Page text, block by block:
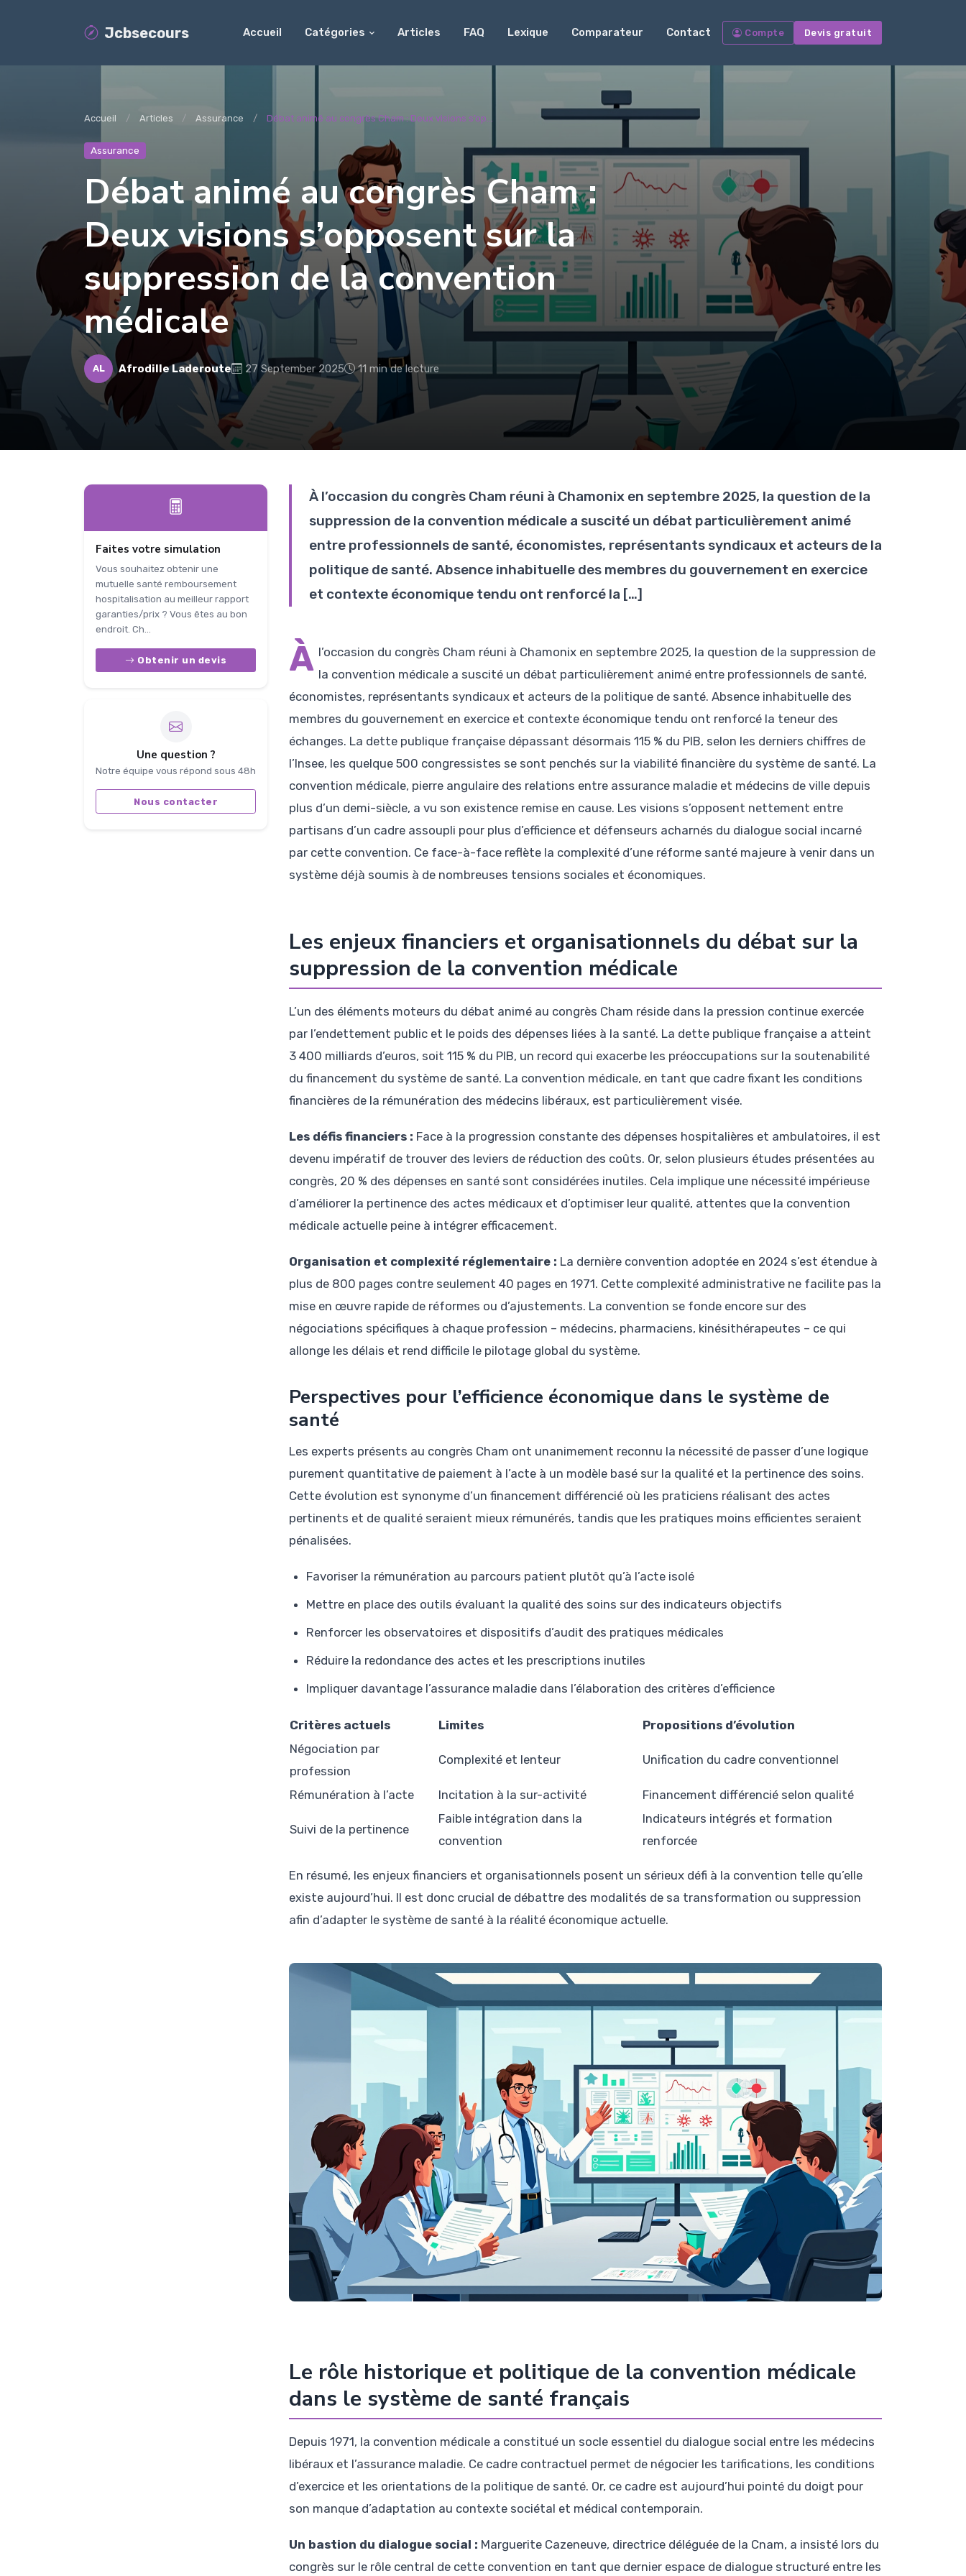
Jcbsecours Accueil Catégories Articles FAQ Lexique Comparateur Contact Compte Devis gratuit
Accueil Articles Assurance Débat animé au congrès Cham : Deux visions s’op...
Assurance
Débat animé au congrès Cham :
Deux visions s’opposent sur la
suppression de la convention
médicale
AL Afrodille Laderoute 27 September 2025 11 min de lecture
Faites votre simulation
Vous souhaitez obtenir une
mutuelle santé remboursement
hospitalisation au meilleur rapport
garanties/prix ? Vous êtes au bon
endroit. Ch...
Obtenir un devis
Une question ?
Notre équipe vous répond sous 48h
Nous contacter
À l’occasion du congrès Cham réuni à Chamonix en septembre 2025, la question de la
suppression de la convention médicale a suscité un débat particulièrement animé
entre professionnels de santé, économistes, représentants syndicaux et acteurs de la
politique de santé. Absence inhabituelle des membres du gouvernement en exercice
et contexte économique tendu ont renforcé la […]
À l’occasion du congrès Cham réuni à Chamonix en septembre 2025, la question de la suppression de
la convention médicale a suscité un débat particulièrement animé entre professionnels de santé,
économistes, représentants syndicaux et acteurs de la politique de santé. Absence inhabituelle des
membres du gouvernement en exercice et contexte économique tendu ont renforcé la teneur des
échanges. La dette publique française dépassant désormais 115 % du PIB, selon les derniers chiffres de
l’Insee, les quelque 500 congressistes se sont penchés sur la viabilité financière du système de santé. La
convention médicale, pierre angulaire des relations entre assurance maladie et médecins de ville depuis
plus d’un demi-siècle, a vu son existence remise en cause. Les visions s’opposent nettement entre
partisans d’un cadre assoupli pour plus d’efficience et défenseurs acharnés du dialogue social incarné
par cette convention. Ce face-à-face reflète la complexité d’une réforme santé majeure à venir dans un
système déjà soumis à de nombreuses tensions sociales et économiques.
Les enjeux financiers et organisationnels du débat sur la
suppression de la convention médicale
L’un des éléments moteurs du débat animé au congrès Cham réside dans la pression continue exercée
par l’endettement public et le poids des dépenses liées à la santé. La dette publique française a atteint
3 400 milliards d’euros, soit 115 % du PIB, un record qui exacerbe les préoccupations sur la soutenabilité
du financement du système de santé. La convention médicale, en tant que cadre fixant les conditions
financières de la rémunération des médecins libéraux, est particulièrement visée.
Les défis financiers : Face à la progression constante des dépenses hospitalières et ambulatoires, il est
devenu impératif de trouver des leviers de réduction des coûts. Or, selon plusieurs études présentées au
congrès, 20 % des dépenses en santé sont considérées inutiles. Cela implique une nécessité impérieuse
d’améliorer la pertinence des actes médicaux et d’optimiser leur qualité, attentes que la convention
médicale actuelle peine à intégrer efficacement.
Organisation et complexité réglementaire : La dernière convention adoptée en 2024 s’est étendue à
plus de 800 pages contre seulement 40 pages en 1971. Cette complexité administrative ne facilite pas la
mise en œuvre rapide de réformes ou d’ajustements. La convention se fonde encore sur des
négociations spécifiques à chaque profession – médecins, pharmaciens, kinésithérapeutes – ce qui
allonge les délais et rend difficile le pilotage global du système.
Perspectives pour l’efficience économique dans le système de
santé
Les experts présents au congrès Cham ont unanimement reconnu la nécessité de passer d’une logique
purement quantitative de paiement à l’acte à un modèle basé sur la qualité et la pertinence des soins.
Cette évolution est synonyme d’un financement différencié où les praticiens réalisant des actes
pertinents et de qualité seraient mieux rémunérés, tandis que les pratiques moins efficientes seraient
pénalisées.
Favoriser la rémunération au parcours patient plutôt qu’à l’acte isolé
Mettre en place des outils évaluant la qualité des soins sur des indicateurs objectifs
Renforcer les observatoires et dispositifs d’audit des pratiques médicales
Réduire la redondance des actes et les prescriptions inutiles
Impliquer davantage l’assurance maladie dans l’élaboration des critères d’efficience
Critères actuels Limites
Propositions d’évolution
Négociation par
profession
Complexité et lenteur Unification du cadre conventionnel
Rémunération à l’acte Incitation à la sur-activité Financement différencié selon qualité
Suivi de la pertinence
Faible intégration dans la
convention
Indicateurs intégrés et formation
renforcée
En résumé, les enjeux financiers et organisationnels posent un sérieux défi à la convention telle qu’elle
existe aujourd’hui. Il est donc crucial de débattre des modalités de sa transformation ou suppression
afin d’adapter le système de santé à la réalité économique actuelle.
Le rôle historique et politique de la convention médicale
dans le système de santé français
Depuis 1971, la convention médicale a constitué un socle essentiel du dialogue social entre les médecins
libéraux et l’assurance maladie. Ce cadre contractuel permet de négocier les tarifications, les conditions
d’exercice et les orientations de la politique de santé. Or, ce cadre est aujourd’hui pointé du doigt pour
son manque d’adaptation au contexte sociétal et médical contemporain.
Un bastion du dialogue social : Marguerite Cazeneuve, directrice déléguée de la Cnam, a insisté lors du
congrès sur le rôle central de cette convention en tant que dernier espace de dialogue structuré entre les